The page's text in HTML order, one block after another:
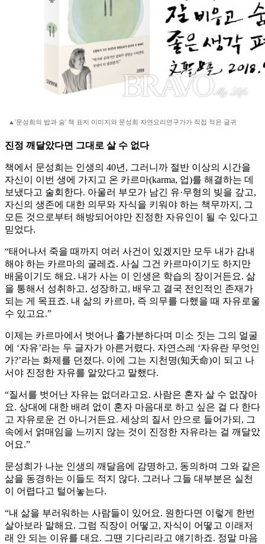
▲'문성희의 밥과 숨' 책 표지 이미지와 문성희 자연요리연구가가 직접 적은 글귀
진정 깨달았다면 그대로 살 수 없다
책에서 문성희는 인생의 40년, 그러니까 절반 이상의 시간을
자신이 이번 생에 가지고 온 카르마(karma, 업)를 해결하는 데
보냈다고 술회한다. 아울러 부모가 남긴 유·무형의 빚을 갚고,
자신의 생존에 대한 의무와 자식을 키워야 하는 책무까지, 그
모든 것으로부터 해방되어야만 진정한 자유인이 될 수 있다고
믿었다.
“태어나서 죽을 때까지 여러 사건이 있겠지만 모두 내가 감내
해야 하는 카르마의 굴레죠. 사실 그건 카르마이기도 하지만
배움이기도 해요. 내가 사는 이 인생은 학습의 장이거든요. 삶
을 통해서 성취하고, 성장하고, 배우고 결국 전인적인 존재가
되는 게 목표죠. 내 삶의 카르마, 즉 의무를 다했을 때 자유로울
수 있고요.”
이제는 카르마에서 벗어나 홀가분하다며 미소 짓는 그의 얼굴
에 ‘자유’라는 두 글자가 아른거렸다. 자연스레 ‘자유란 무엇인
가?’라는 화제를 던졌다. 이에 그는 지천명(知天命)이 되고 나
서야 진정한 자유를 알았다고 말했다.
“질서를 벗어난 자유는 없더라고요. 사람은 혼자 살 수 없잖아
요. 상대에 대한 배려 없이 혼자 마음대로 하고 싶은 걸 다 한다
고 자유로운 건 아니거든요. 세상의 질서 안으로 들어가되, 그
속에서 얽매임을 느끼지 않는 것이 진정한 자유라는 걸 깨달았
어요.”
문성희가 나눈 인생의 깨달음에 감명하고, 동의하며 그와 같은
삶을 동경하는 이들도 적지 않다. 그러나 그들 대부분은 실천
이 어렵다고 털어놓는다.
“내 삶을 부러워하는 사람들이 있어요. 원한다면 이렇게 한번
살아보라 말해요. 그럼 직장이 어떻고, 자식이 어떻고 이래저
래 안 되는 이유를 대요. 그땐 기다리라고 얘기하죠. 정말 마음